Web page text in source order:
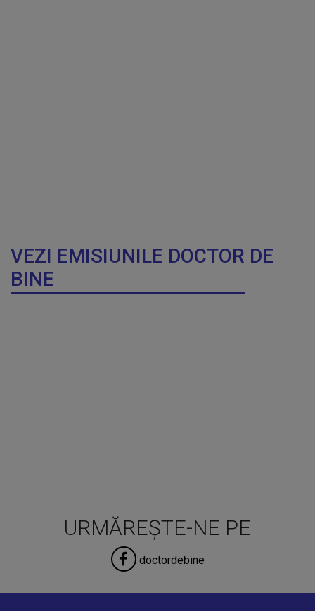
VEZI EMISIUNILE DOCTOR DE
BINE
URMĂREȘTE-NE PE
doctordebine